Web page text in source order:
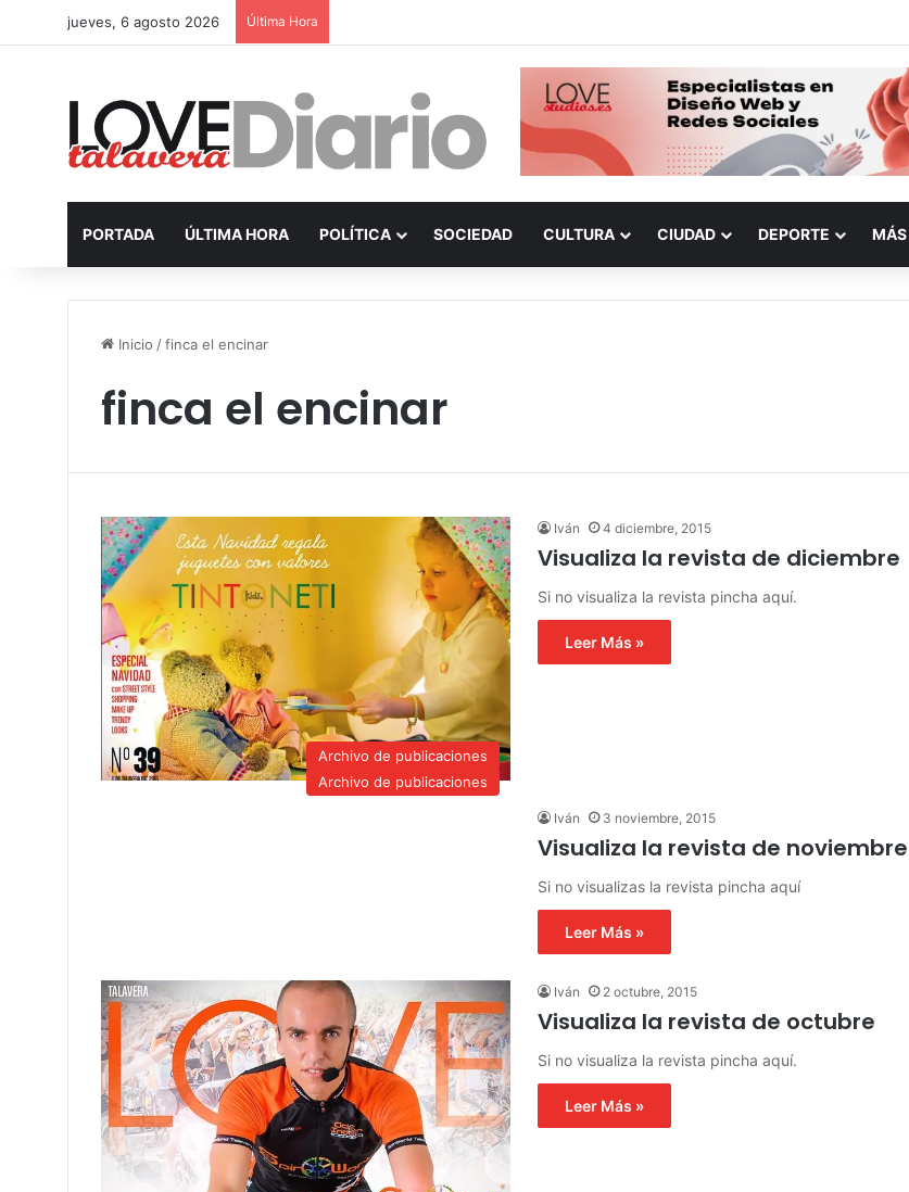
jueves, 6 agosto 2026 Última Hora
PORTADA ÚLTIMA HORA POLÍTICA SOCIEDAD CULTURA CIUDAD DEPORTE MÁS
Inicio /finca el encinar
finca el encinar
Archivo de publicaciones
Iván 4 diciembre, 2015
Visualiza la revista de diciembre
Si no visualiza la revista pincha aquí.
Leer Más »
Archivo de publicaciones
Iván 3 noviembre, 2015
Visualiza la revista de noviembre
Si no visualizas la revista pincha aquí
Leer Más »
Iván 2 octubre, 2015
Visualiza la revista de octubre
Si no visualiza la revista pincha aquí.
Leer Más »